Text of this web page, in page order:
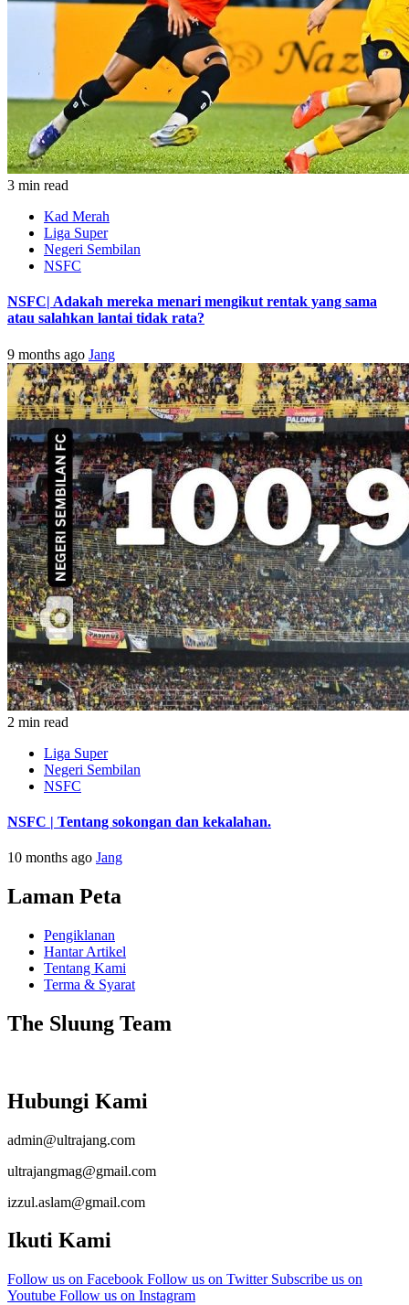
3 min read
Kad Merah
Liga Super
Negeri Sembilan
NSFC
NSFC| Adakah mereka menari mengikut rentak yang sama
atau salahkan lantai tidak rata?
9 months ago Jang
2 min read
Liga Super
Negeri Sembilan
NSFC
NSFC | Tentang sokongan dan kekalahan.
10 months ago Jang
Laman Peta
Pengiklanan
Hantar Artikel
Tentang Kami
Terma & Syarat
The Sluung Team
Hubungi Kami
admin@ultrajang.com
ultrajangmag@gmail.com
izzul.aslam@gmail.com
Ikuti Kami
Follow us on Facebook Follow us on Twitter Subscribe us on
Youtube Follow us on Instagram